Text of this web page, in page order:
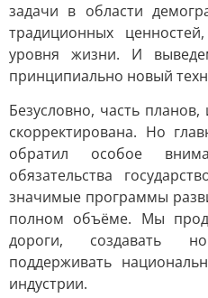
задачи в области
традиционных
уровня жизни. И
принципиально новый
Безусловно, часть планов,
скорректирована. Но
обратил особое
обязательства
значимые программы
полном объёме. Мы
дороги, создавать
поддерживать
индустрии.